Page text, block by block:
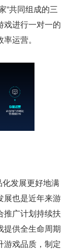
”共同组成的三
戏进行一对一的
运营。
发展更好地满
展也是近年来游
推广计划持续扶
提供全生命周期
游戏品质，制定